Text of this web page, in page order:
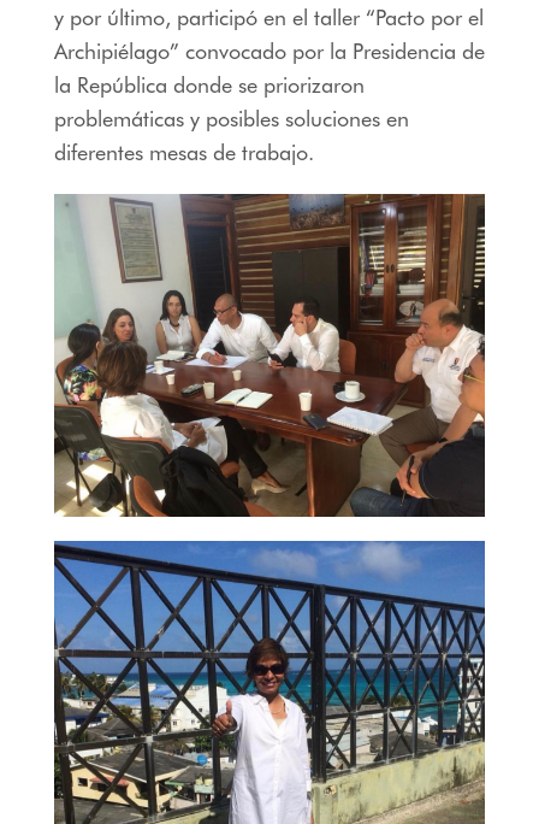
y por último, participó en el taller “Pacto por el
Archipiélago” convocado por la Presidencia de
la República donde se priorizaron
problemáticas y posibles soluciones en
diferentes mesas de trabajo.